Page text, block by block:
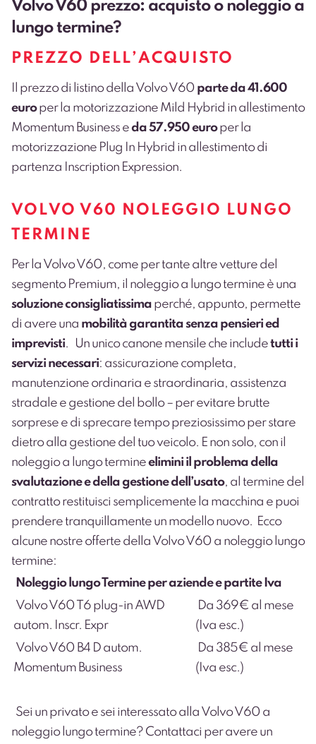
Volvo V60 prezzo: acquisto o noleggio a
lungo termine?
PREZZO DELL’ACQUISTO
Il prezzo di listino della Volvo V60 parte da 41.600
europer la motorizzazione Mild Hybrid in allestimento
Momentum Business eda 57.950 europer la
motorizzazione Plug In Hybrid in allestimento di
partenza Inscription Expression.
VOLVO V60 NOLEGGIO LUNGO
TERMINE
Per la Volvo V60, come per tante altre vetture del
segmento Premium, il noleggio a lungo termine è una
soluzione consigliatissima perché, appunto, permette
di avere una mobilità garantita senza pensieri ed
imprevisti. Un unico canone mensile che includetutti i
servizi necessari: assicurazione completa,
manutenzione ordinaria e straordinaria, assistenza
stradale e gestione del bollo – per evitare brutte
sorprese e di sprecare tempo preziosissimo per stare
dietro alla gestione del tuo veicolo. E non solo, con il
noleggio a lungo termineelimini il problema della
svalutazione e della gestione dell’usato, al termine del
contratto restituisci semplicemente la macchina e puoi
prendere tranquillamente un modello nuovo. Ecco
alcune nostre offerte della Volvo V60 a noleggio lungo
termine:
Noleggio lungo Termine per aziende e partite Iva
Volvo V60 T6 plug-in AWD
autom. Inscr. Expr
Da 369€ al mese
(Iva esc.)
Volvo V60 B4 D autom.
Momentum Business
Da 385€ al mese
(Iva esc.)
Sei un privato e sei interessato alla Volvo V60 a
noleggio lungo termine? Contattaci per avere un